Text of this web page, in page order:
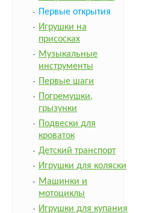
Первые открытия
Игрушки на
присосках
Музыкальные
инструменты
Первые шаги
Погремушки,
грызунки
Подвески для
кроваток
Детский транспорт
Игрушки для коляски
Машинки и
мотоциклы
Игрушки для купания